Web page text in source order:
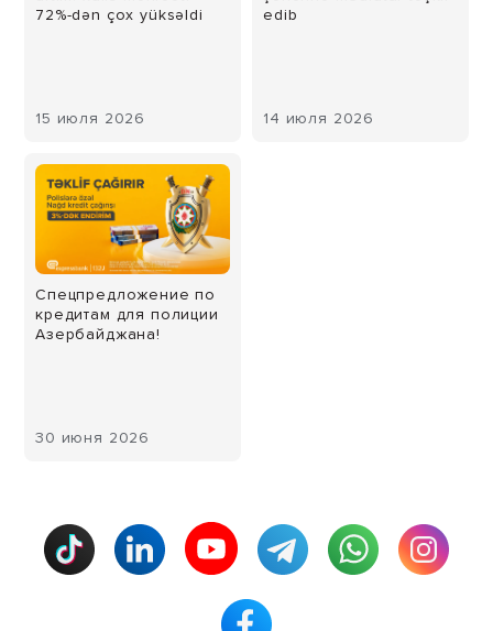
72%-dən çox yüksəldi
15 июля 2026
edib
14 июля 2026
Спецпредложение по
кредитам для полиции
Азербайджана!
30 июня 2026